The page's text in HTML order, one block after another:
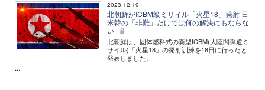
2023.12.19
北朝鮮がICBM級ミサイル「火星18」発射 日
米韓の「非難」だけでは何の解決にもならな
い
北朝鮮は、固体燃料式の新型ICBM(大陸間弾道ミ
サイル)「火星18」の発射訓練を18日に行ったと
発表しました。
...